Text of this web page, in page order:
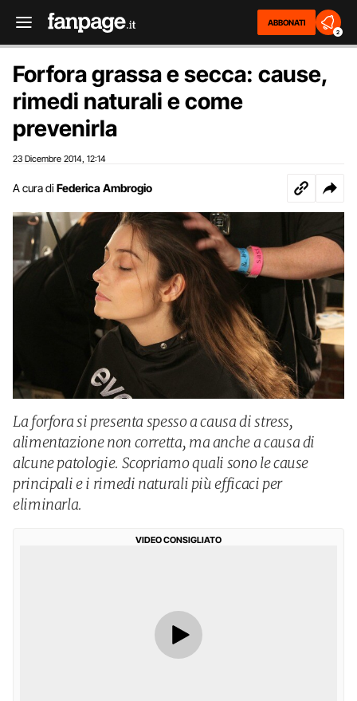
ABBONATI
2
Forfora grassa e secca: cause,
rimedi naturali e come
prevenirla
23 Dicembre 2014 12:14
A cura di Federica Ambrogio
La forfora si presenta spesso a causa di stress,
alimentazione non corretta, ma anche a causa di
alcune patologie. Scopriamo quali sono le cause
principali e i rimedi naturali più efficaci per
eliminarla.
VIDEO CONSIGLIATO